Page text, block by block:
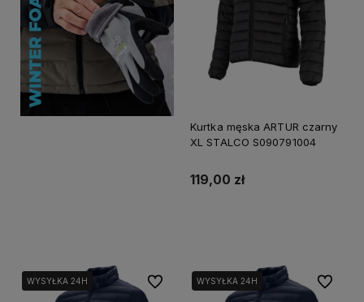
Kurtka męska ARTUR czarny
XL STALCO S090791004
119,00 zł
WYSYŁKA 24H
WYSYŁKA 24H Do ulubionychWYSYŁKA 24H Do